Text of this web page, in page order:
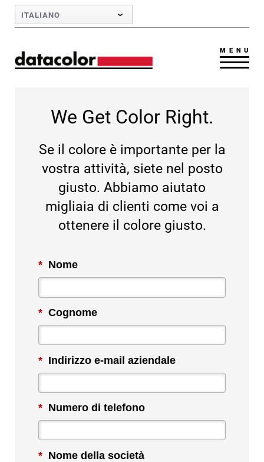
Skip to Main Content
ITALIANO
MENU
We Get Color Right.
Se il colore è importante per la
vostra attività, siete nel posto
giusto. Abbiamo aiutato
migliaia di clienti come voi a
ottenere il colore giusto.
* Nome
* Cognome
* Indirizzo e-mail aziendale
* Numero di telefono
* Nome della società